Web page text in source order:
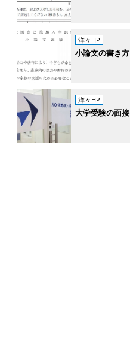
洋々HP
小論文の書き方
洋々HP
大学受験の面接